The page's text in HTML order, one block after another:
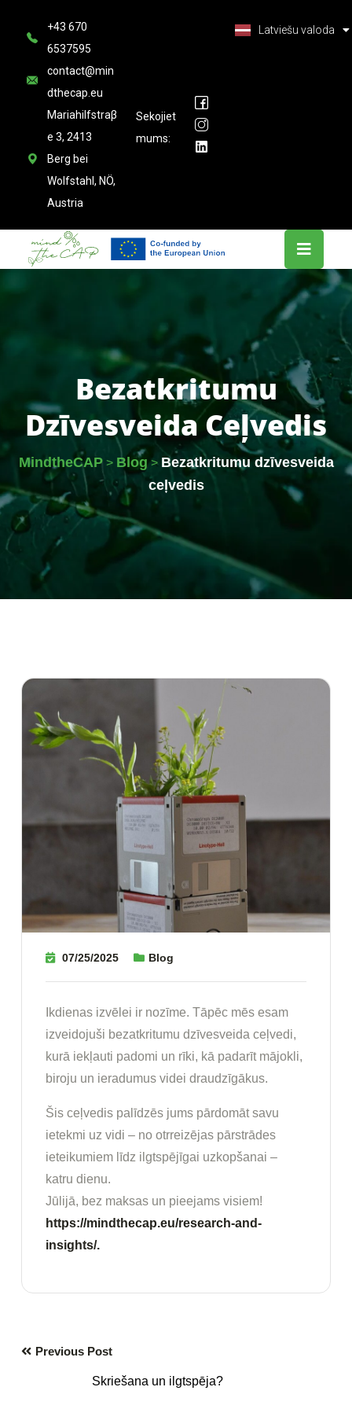
+43 670
6537595
contact@min
dthecap.eu
Mariahilfstraβ
e 3, 2413
Berg bei
Wolfstahl, NÖ,
Austria
Sekojiet
mums:
Latviešu valoda
العربية
Bezatkritumu
Dzīvesveida Ceļvedis
MindtheCAP> Blog> Bezatkritumu dzīvesveida
ceļvedis
07/25/2025 Blog
Ikdienas izvēlei ir nozīme. Tāpēc mēs esam
izveidojuši bezatkritumu dzīvesveida ceļvedi,
kurā iekļauti padomi un rīki, kā padarīt mājokli,
biroju un ieradumus videi draudzīgākus.
Šis ceļvedis palīdzēs jums pārdomāt savu
ietekmi uz vidi – no otrreizējas pārstrādes
ieteikumiem līdz ilgtspējīgai uzkopšanai –
katru dienu.
Jūlijā, bez maksas un pieejams visiem!
https://mindthecap.eu/research-and-
insights/.
Previous Post
Skriešana un ilgtspēja?